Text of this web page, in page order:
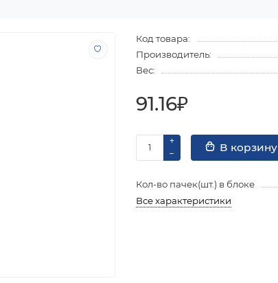
Код товара:
Производитель:
Вес:
91.16₽
В корзину
Кол-во пачек(шт.) в блоке
Все характеристики